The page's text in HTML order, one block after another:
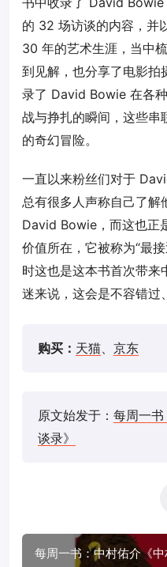
的 32 场访谈的内容，并
30 年的艺术生涯，当中
到见解，也分享了电影拍
录了 David Bowie 在各
战与挣扎的瞬间，这些
的奇幻冒险。
一直以来粉丝们对于
总有很多人声称自己了解
David Bowie，而这也正
价值所在，它被称为“最
时这也是这本书首次带来
迷来说，这会是不容错过
购买： 天猫、 京东
原文始发于： 每周一书
谈录》
每周一书：中村佑介《中